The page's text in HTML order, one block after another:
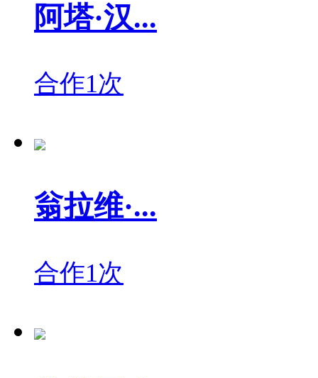
阿塔·汉...
合作1次
翁拉维·...
合作1次